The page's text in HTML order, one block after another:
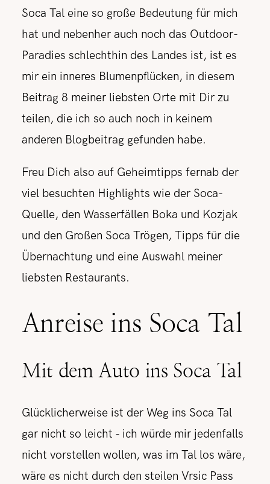
Soca Tal eine so große Bedeutung für mich
hat und nebenher auch noch das Outdoor-
Paradies schlechthin des Landes ist, ist es
mir ein inneres Blumenpflücken, in diesem
Beitrag 8 meiner liebsten Orte mit Dir zu
teilen, die ich so auch noch in keinem
anderen Blogbeitrag gefunden habe.
Freu Dich also auf Geheimtipps fernab der
viel besuchten Highlights wie der Soca-
Quelle, den Wasserfällen Boka und Kozjak
und den Großen Soca Trögen, Tipps für die
Übernachtung und eine Auswahl meiner
liebsten Restaurants.
Anreise ins Soca Tal
Mit dem Auto ins Soca Tal
Glücklicherweise ist der Weg ins Soca Tal
gar nicht so leicht - ich würde mir jedenfalls
nicht vorstellen wollen, was im Tal los wäre,
wäre es nicht durch den steilen Vrsic Pass